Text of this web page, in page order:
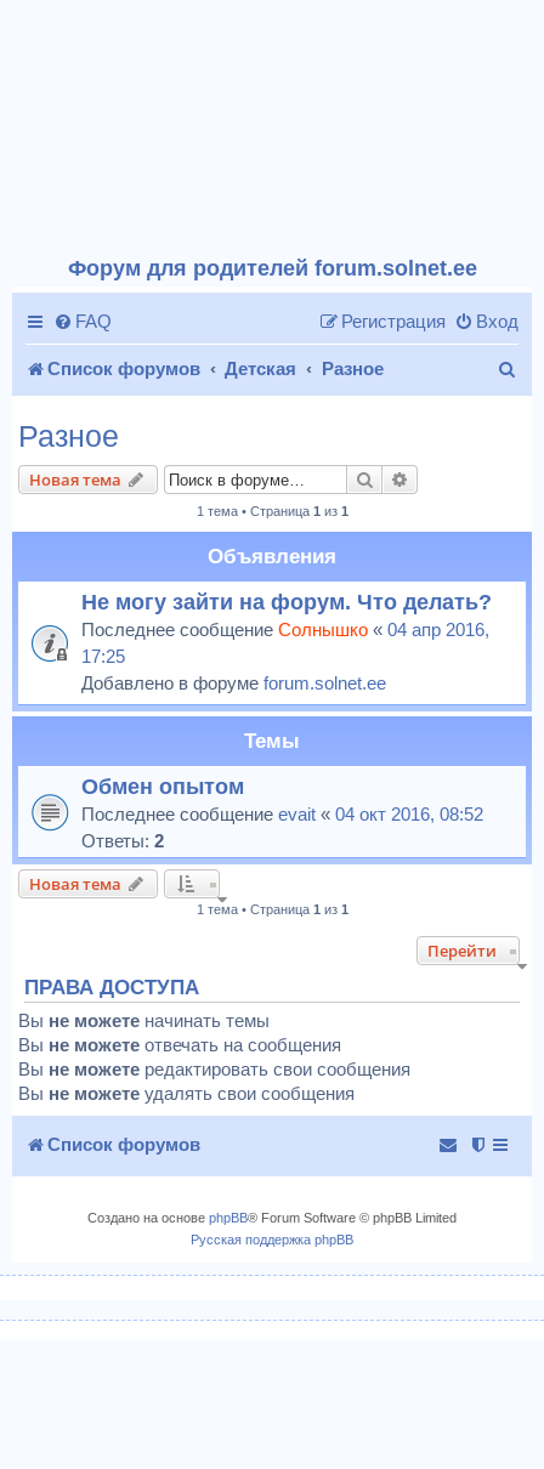
Форум для родителей forum.solnet.ee
FAQ Вход
Регистрация
Список форумов Детская Разное
к
Разное
Новая тема Поиск
1 тема • Страница 1 из 1
Объявления
Не могу зайти на форум. Что делать?
Последнее сообщение Солнышко « 04 апр 2016,
17:25
Добавлено в форуме forum.solnet.ee
Темы
Обмен опытом
Последнее сообщение evait « 04 окт 2016, 08:52
Ответы: 2
Новая тема
1 тема • Страница 1 из 1
Перейти
ПРАВА ДОСТУПА
Вы не можете начинать темы
Вы не можете отвечать на сообщения
Вы не можете редактировать свои сообщения
Вы не можете удалять свои сообщения
Список форумов
Создано на основе phpBB® Forum Software © phpBB Limited
Русская поддержка phpBB